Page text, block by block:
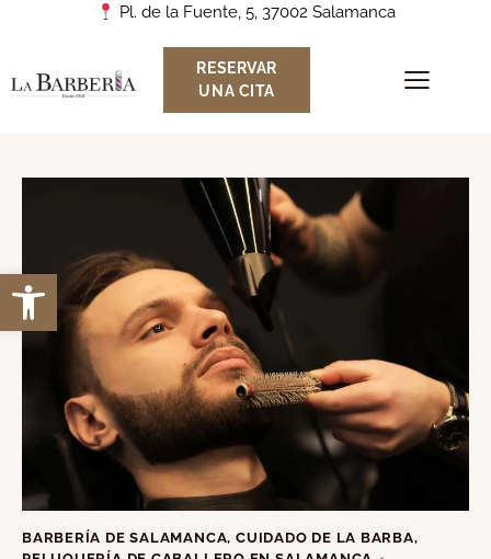
Abrir barra de herramientas
Pl. de la Fuente, 5, 37002 Salamanca
RESERVAR
UNA CITA
BARBERÍA DE SALAMANCA, CUIDADO DE LA BARBA,